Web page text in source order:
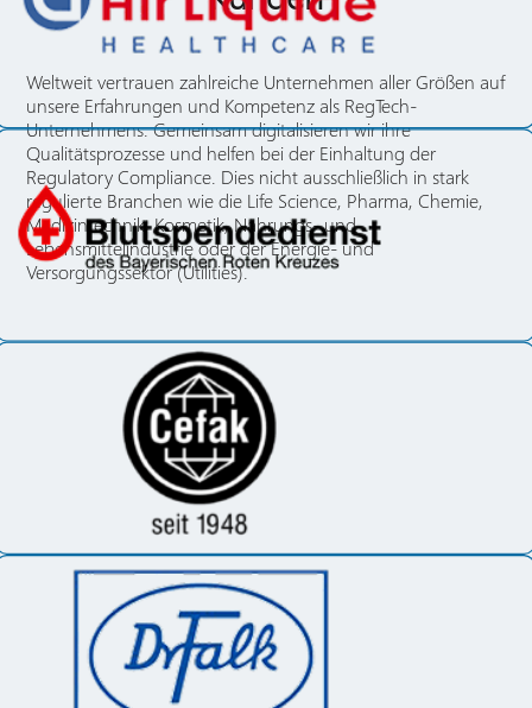
Weltweit vertrauen zahlreiche Unternehmen aller Größen auf
unsere Erfahrungen und Kompetenz als RegTech-
Unternehmens. Gemeinsam digitalisieren wir ihre
Qualitätsprozesse und helfen bei der Einhaltung der
Regulatory Compliance. Dies nicht ausschließlich in stark
regulierte Branchen wie die Life Science, Pharma, Chemie,
Medizintechnik, Kosmetik, Nahrungs- und
Lebensmittelindustrie oder der Energie- und
Versorgungssektor (Utilities).